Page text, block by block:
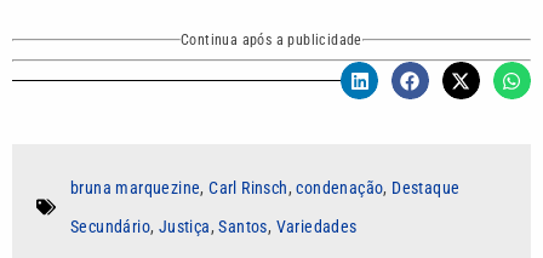
Continua após a publicidade
bruna marquezine,Carl Rinsch,condenação, Destaque
Secundário, Justiça,Santos, Variedades